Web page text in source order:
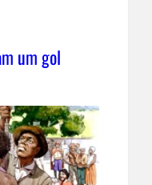
um gol